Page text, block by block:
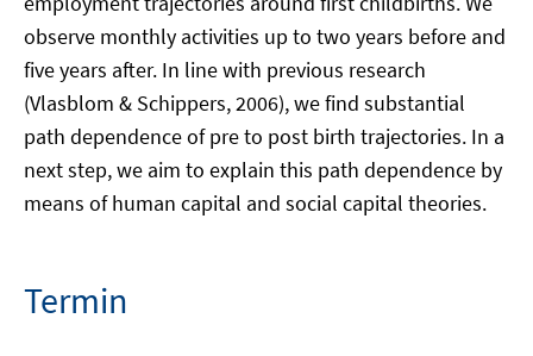
observe monthly activities up to two years before and
five years after. In line with previous research
(Vlasblom & Schippers, 2006), we find substantial
path dependence of pre to post birth trajectories. In a
next step, we aim to explain this path dependence by
means of human capital and social capital theories.
Termin